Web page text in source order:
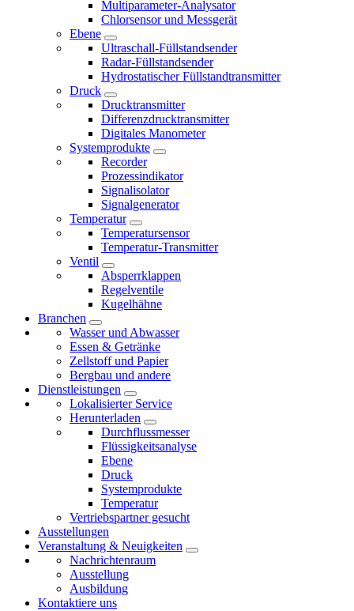
Multiparameter-Analysator
Chlorsensor und Messgerät
Ebene
Ultraschall-Füllstandsender
Radar-Füllstandsender
Hydrostatischer Füllstandtransmitter
Druck
Drucktransmitter
Differenzdrucktransmitter
Digitales Manometer
Systemprodukte
Recorder
Prozessindikator
Signalisolator
Signalgenerator
Temperatur
Temperatursensor
Temperatur-Transmitter
Ventil
Absperrklappen
Regelventile
Kugelhähne
Branchen
Wasser und Abwasser
Essen & Getränke
Zellstoff und Papier
Bergbau und andere
Dienstleistungen
Lokalisierter Service
Herunterladen
Durchflussmesser
Flüssigkeitsanalyse
Ebene
Druck
Systemprodukte
Temperatur
Vertriebspartner gesucht
Ausstellungen
Veranstaltung & Neuigkeiten
Nachrichtenraum
Ausstellung
Ausbildung
Kontaktiere uns